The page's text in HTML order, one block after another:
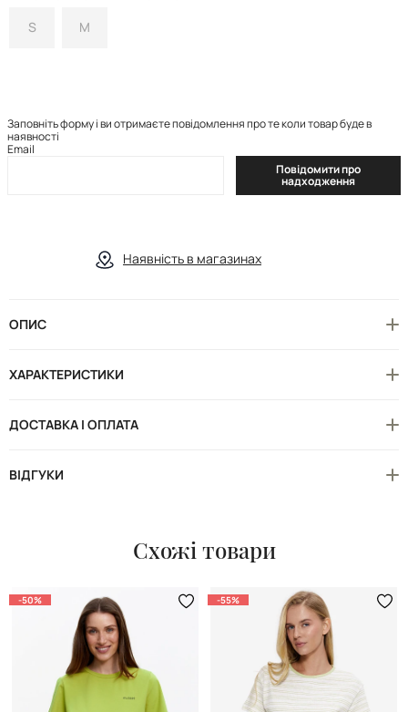
S M
Заповніть форму і ви отримаєте повідомлення про те коли товар буде в
наявності
Email
Повідомити про
надходження
Наявність в магазинах
ОПИС
ХАРАКТЕРИСТИКИ
ДОСТАВКА І ОПЛАТА
ВІДГУКИ
Схожі товари
-50% -55%